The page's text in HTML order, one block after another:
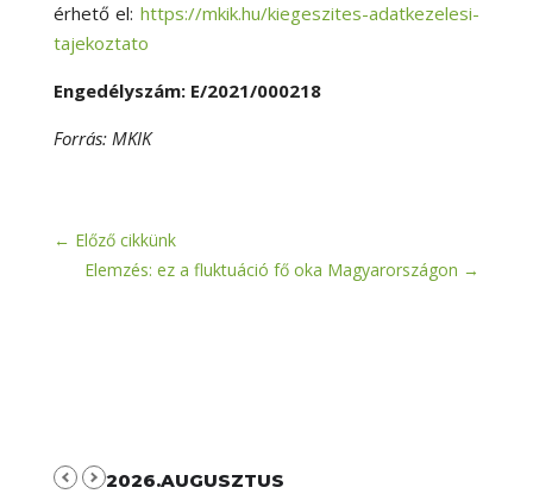
érhető el: https://mkik.hu/kiegeszites-adatkezelesi-
tajekoztato
Engedélyszám: E/2021/000218
Forrás: MKIK
← Előző cikkünk
Elemzés: ez a fluktuáció fő oka Magyarországon →
2026.AUGUSZTUS